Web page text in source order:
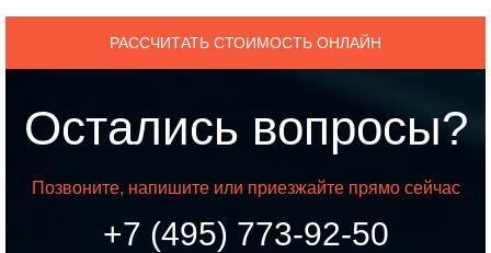
РАССЧИТАТЬ СТОИМОСТЬ ОНЛАЙН
Остались вопросы?
Позвоните, напишите или приезжайте прямо сейчас
+7 (495) 773-92-50